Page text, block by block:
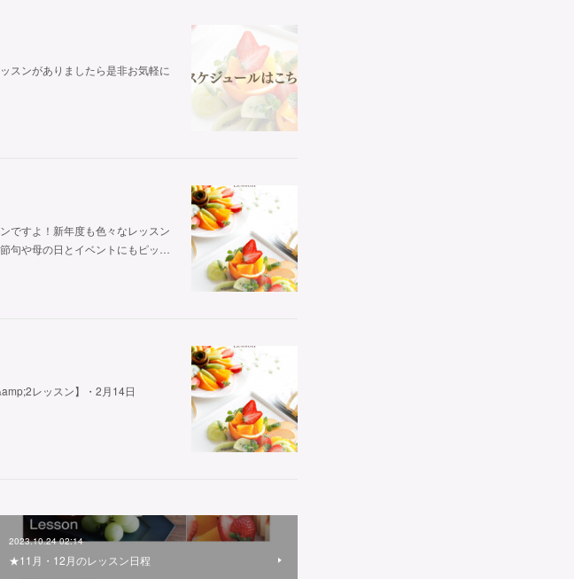
スンがありましたら是非お気軽に
ですよ！新年度も色々なレッスン
句や母の日とイベントにもピッ…
レッスン】・2月14日
2023.10.24 02:14
★11月・12月のレッスン日程